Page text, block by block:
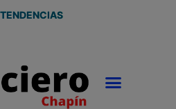
TENDENCIAS